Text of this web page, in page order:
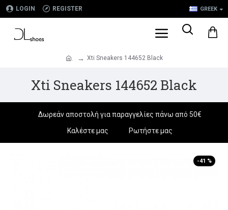
LOGIN REGISTER GREEK
. Xti Sneakers 144652 Black
Xti Sneakers 144652 Black
Δωρεάν αποστολή για παραγγελίες πάνω από 50€
Καλέστε μας
Ρωτήστε μας
-41 %